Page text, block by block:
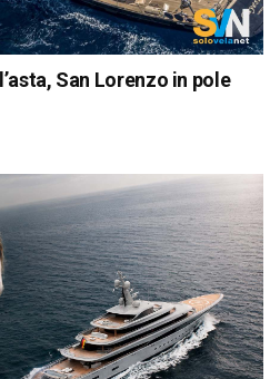
San Lorenzo in pole